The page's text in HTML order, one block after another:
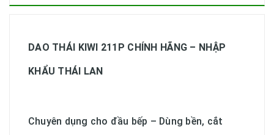
DAO THÁI KIWI 211P CHÍNH HÃNG – NHẬP
KHẨU THÁI LAN
Chuyên dụng cho đầu bếp – Dùng bền, cắt